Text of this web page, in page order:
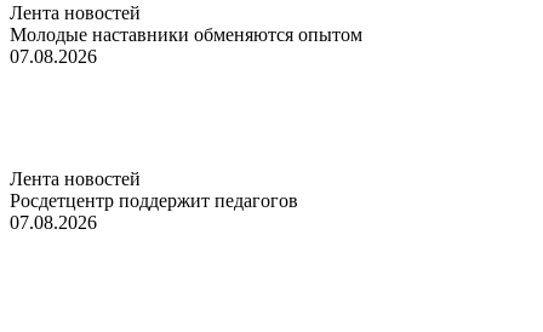
Лента новостей
Молодые наставники обменяются опытом
07.08.2026
Лента новостей
Росдетцентр поддержит педагогов
07.08.2026